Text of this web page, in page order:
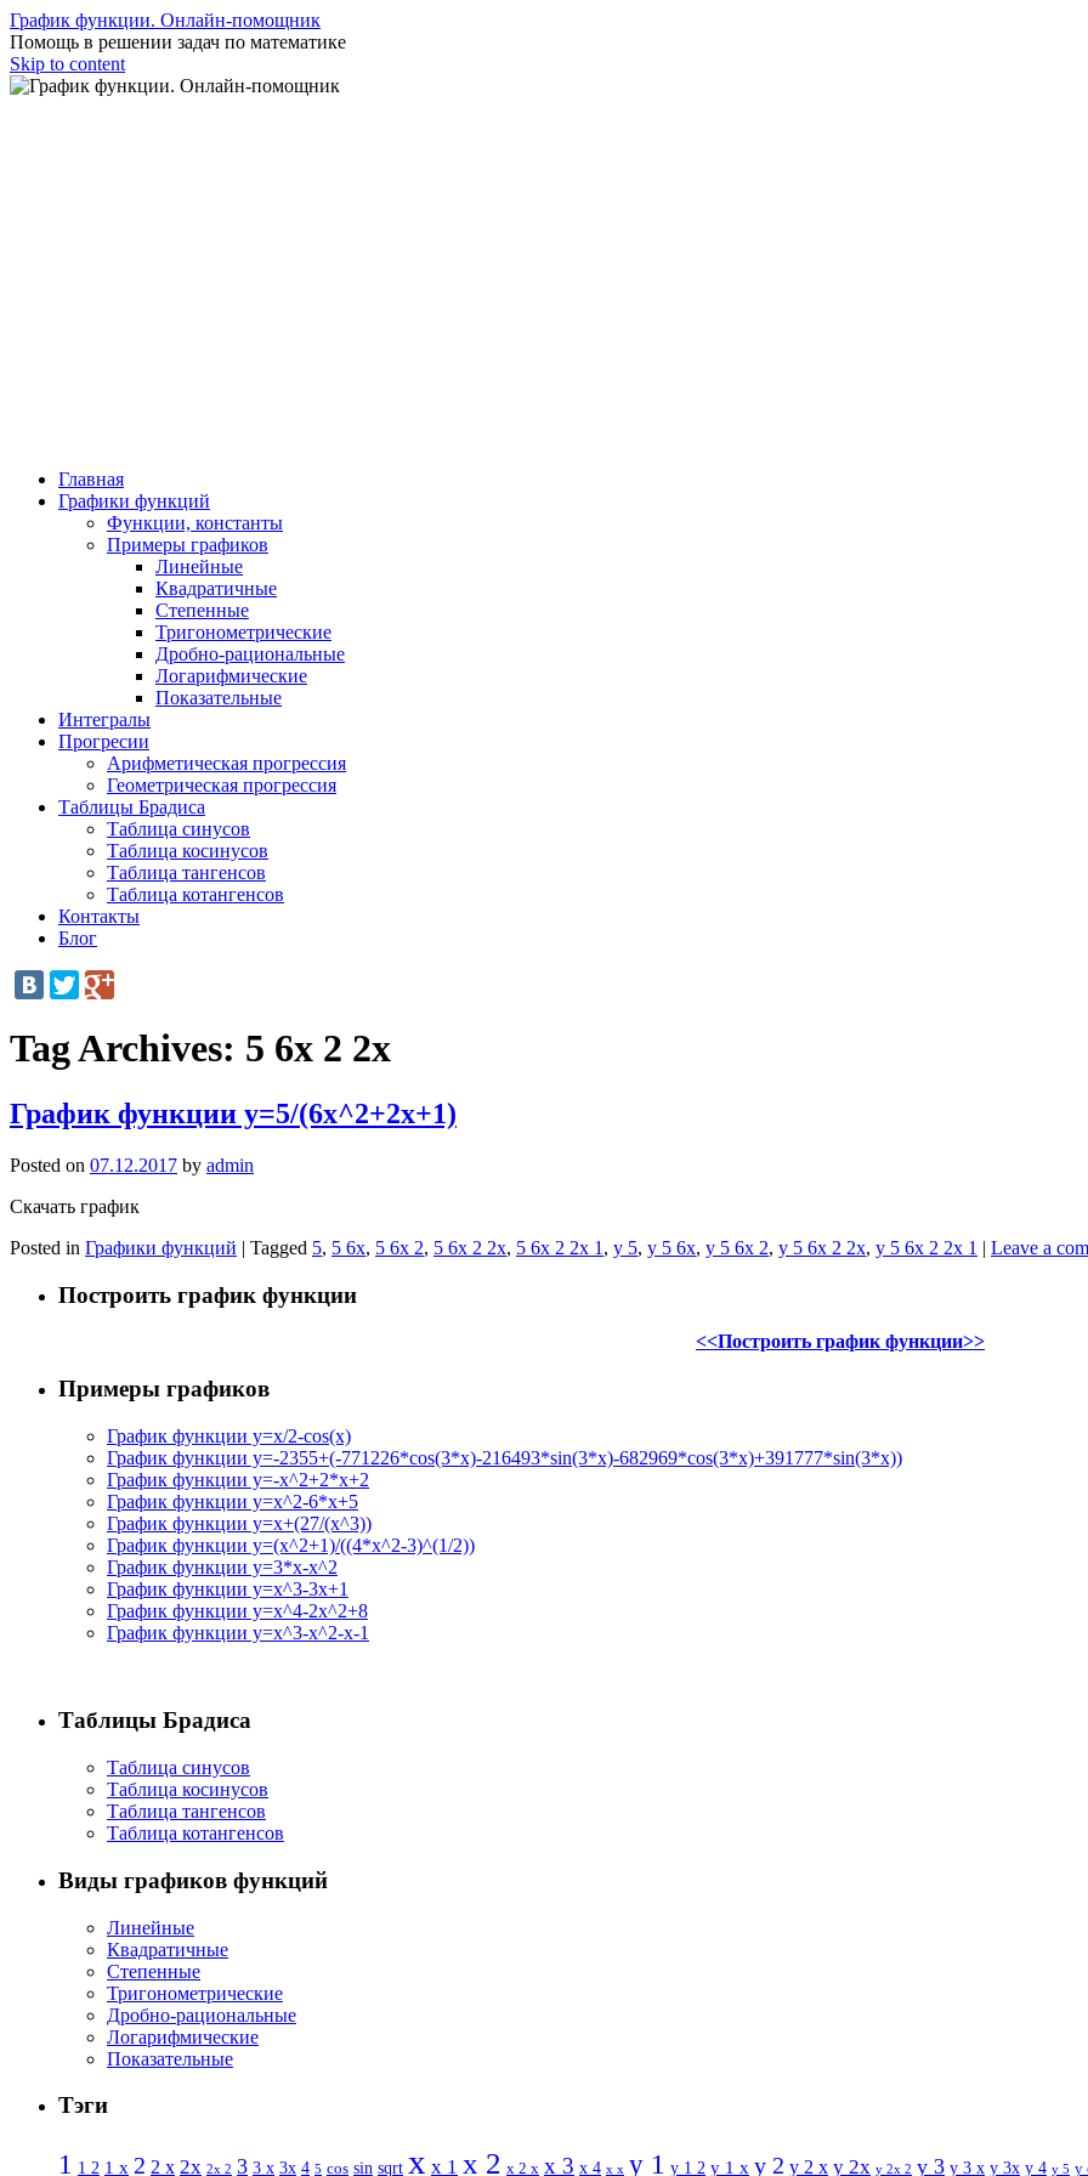
График функции. Онлайн-помощник
Помощь в решении задач по математике
Skip to content
Главная
Графики функций
Функции, константы
Примеры графиков
Линейные
Квадратичные
Степенные
Тригонометрические
Дробно-рациональные
Логарифмические
Показательные
Интегралы
Прогресии
Арифметическая прогрессия
Геометрическая прогрессия
Таблицы Брадиса
Таблица синусов
Таблица косинусов
Таблица тангенсов
Таблица котангенсов
Контакты
Блог
Tag Archives: 5 6x 2 2x
График функции y=5/(6x^2+2x+1)
Posted on 07.12.2017 by admin
Скачать график
Posted in Графики функций | Tagged 5, 5 6x, 5 6x 2, 5 6x 2 2x, 5 6x 2 2x 1 , y 5, y 5 6x, y 5 6x 2, y 5 6x 2 2x, y 5 6x 2 2x 1 | Leave a
Построить график функции
<<Построить график функции>>
Примеры графиков
График функции y=x/2-cos(x)
График функции y=-2355+(-771226*cos(3*x)-216493*sin(3*x)-682969*cos(3*x)+391777*sin(3*x))
График функции y=-x^2+2*x+2
График функции y=x^2-6*x+5
График функции y=x+(27/(x^3))
График функции y=(x^2+1)/((4*x^2-3)^(1/2))
График функции y=3*x-x^2
График функции y=x^3-3x+1
График функции y=x^4-2x^2+8
График функции y=x^3-x^2-x-1
Таблицы Брадиса
Таблица синусов
Таблица косинусов
Таблица тангенсов
Таблица котангенсов
Виды графиков функций
Линейные
Квадратичные
Степенные
Тригонометрические
Дробно-рациональные
Логарифмические
Показательные
Тэги
1 1 2 1 x 2 2 x 2x 2x 2 3 3 x 3x 4 5 cos sin sqrt x x 1 x 2 x 2 x x 3 x 4 x x y 1 y 1 2 y 1 x y 2 y 2 x y 2x y 2x 2 y 3 y 3 x y 3x y 4 y 5 y